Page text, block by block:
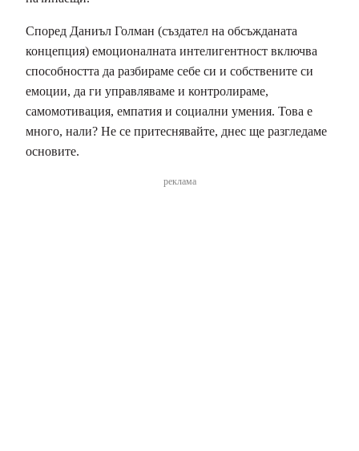
Според Даниъл Голман (създател на обсъжданата
концепция) емоционалната интелигентност включва
способността да разбираме себе си и собствените си
емоции, да ги управляваме и контролираме,
самомотивация, емпатия и социални умения. Това е
много, нали? Не се притеснявайте, днес ще разгледаме
основите.
реклама